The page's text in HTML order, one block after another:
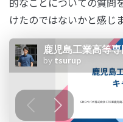
的なことについての質問
けたのではないかと感じ